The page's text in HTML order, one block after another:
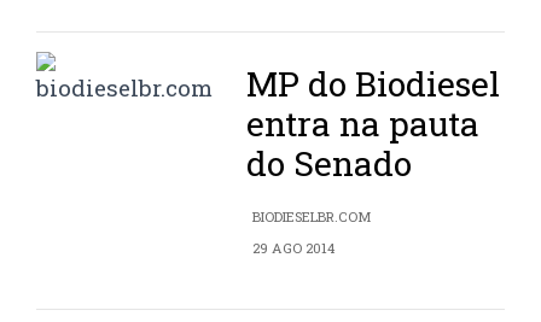
MP do Biodiesel
entra na pauta
do Senado
BIODIESELBR.COM
29 AGO 2014